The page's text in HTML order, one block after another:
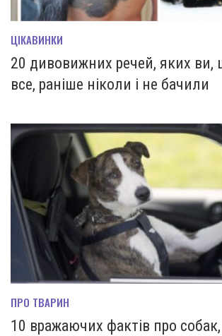
ЦІКАВИНКИ
20 дивовижних речей, яких ви,
все, раніше ніколи і не бачили
ПРО ТВАРИН
10 вражаючих фактів про собак,